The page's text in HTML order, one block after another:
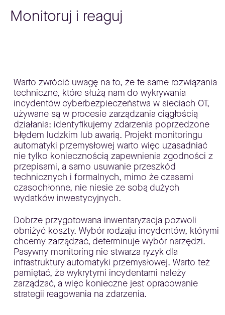
Monitoruj i reaguj
Warto zwrócić uwagę na to, że te same rozwiązania
techniczne, które służą nam do wykrywania
incydentów cyberbezpieczeństwa w sieciach OT,
używane są w procesie zarządzania ciągłością
działania: identyfikujemy zdarzenia poprzedzone
błędem ludzkim lub awarią. Projekt monitoringu
automatyki przemysłowej warto więc uzasadniać
nie tylko koniecznością zapewnienia zgodności z
przepisami, a samo usuwanie przeszkód
technicznych i formalnych, mimo że czasami
czasochłonne, nie niesie ze sobą dużych
wydatków inwestycyjnych.
Dobrze przygotowana inwentaryzacja pozwoli
obniżyć koszty. Wybór rodzaju incydentów, którymi
chcemy zarządzać, determinuje wybór narzędzi.
Pasywny monitoring nie stwarza ryzyk dla
infrastruktury automatyki przemysłowej. Warto też
pamiętać, że wykrytymi incydentami należy
zarządzać, a więc konieczne jest opracowanie
strategii reagowania na zdarzenia.